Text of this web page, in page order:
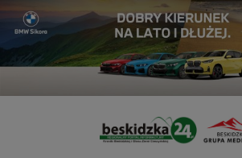
Przejdź
treści